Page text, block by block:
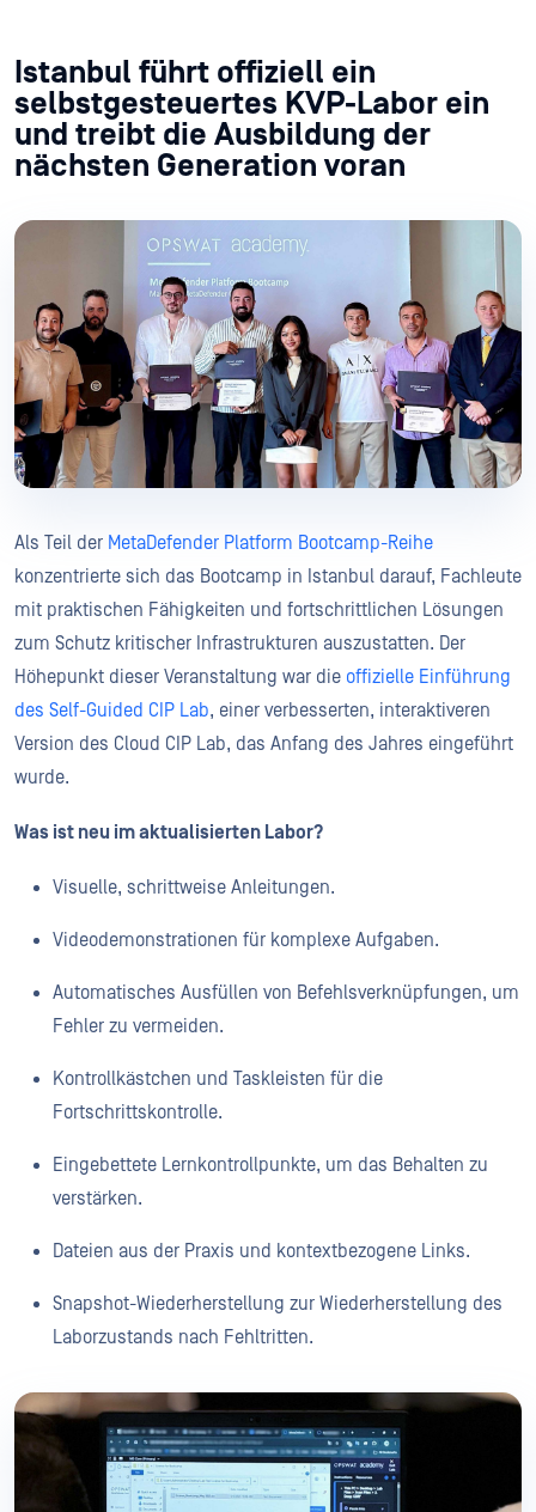
Istanbul führt offiziell ein
selbstgesteuertes KVP-Labor ein
und treibt die Ausbildung der
nächsten Generation voran
Als Teil der MetaDefender Platform Bootcamp-Reihe
konzentrierte sich das Bootcamp in Istanbul darauf, Fachleute
mit praktischen Fähigkeiten und fortschrittlichen Lösungen
zum Schutz kritischer Infrastrukturen auszustatten. Der
Höhepunkt dieser Veranstaltung war die offizielle Einführung
des Self-Guided CIP Lab, einer verbesserten, interaktiveren
Version des Cloud CIP Lab, das Anfang des Jahres eingeführt
wurde.
Was ist neu im aktualisierten Labor?
Visuelle, schrittweise Anleitungen.
Videodemonstrationen für komplexe Aufgaben.
Automatisches Ausfüllen von Befehlsverknüpfungen, um
Fehler zu vermeiden.
Kontrollkästchen und Taskleisten für die
Fortschrittskontrolle.
Eingebettete Lernkontrollpunkte, um das Behalten zu
verstärken.
Dateien aus der Praxis und kontextbezogene Links.
Snapshot-Wiederherstellung zur Wiederherstellung des
Laborzustands nach Fehltritten.